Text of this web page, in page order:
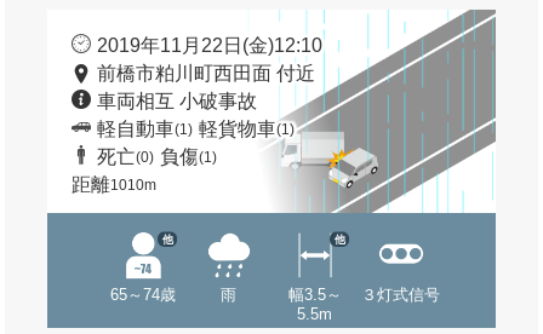
2019年11月22日(金)12:10
前橋市粕川町西田面 付近
車両相互 小破事故
軽自動車(1) 軽貨物車(1)
死亡(0) 負傷(1)
距離1010m
65～74歳
他
雨
幅3.5～
5.5m
他
３灯式信号